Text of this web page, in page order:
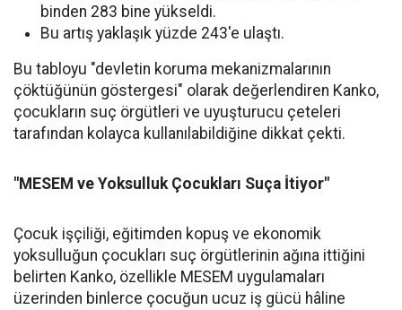
binden 283 bine yükseldi.
Bu artış yaklaşık yüzde 243'e ulaştı.
Bu tabloyu "devletin koruma mekanizmalarının
çöktüğünün göstergesi" olarak değerlendiren Kanko,
çocukların suç örgütleri ve uyuşturucu çeteleri
tarafından kolayca kullanılabildiğine dikkat çekti.
"MESEM ve Yoksulluk Çocukları Suça İtiyor"
Çocuk işçiliği, eğitimden kopuş ve ekonomik
yoksulluğun çocukları suç örgütlerinin ağına ittiğini
belirten Kanko, özellikle MESEM uygulamaları
üzerinden binlerce çocuğun ucuz iş gücü hâline